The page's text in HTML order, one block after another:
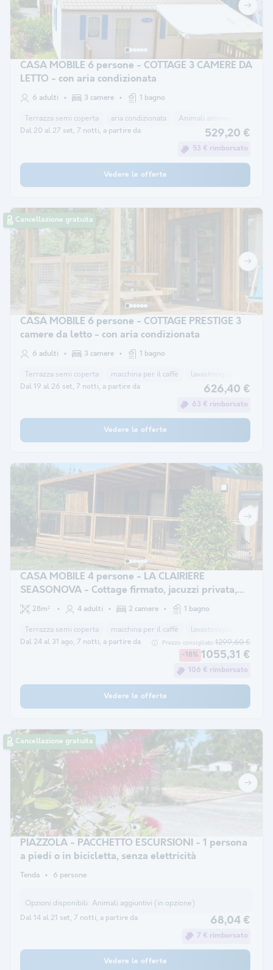
CASA MOBILE 6 persone - COTTAGE 3 CAMERE DA
LETTO - con aria condizionata
6 adulti 3 camere 1 bagno
Terrazza semi coperta aria condizionata Animali ammessi *
Dal 20 al 27 set, 7 notti, a partire da 529,20 €
53 € rimborsato
Vedere le offerte
Cancellazione gratuita
CASA MOBILE 6 persone - COTTAGE PRESTIGE 3
camere da letto - con aria condizionata
6 adulti 3 camere 1 bagno
Terrazza semi coperta macchina per il caffè lavastoviglie
Dal 19 al 26 set, 7 notti, a partire da 626,40 €
63 € rimborsato
Vedere le offerte
CASA MOBILE 4 persone - LA CLAIRIERE
SEASONOVA - Cottage firmato, jacuzzi privata,
aria condizionata
28m² 4 adulti 2 camere 1 bagno
Terrazza semi coperta macchina per il caffè lavastoviglie
Dal 24 al 31 ago, 7 notti, a partire da Prezzo consigliato:1299,60 €
-18% 1055,31 €
106 € rimborsato
Vedere le offerte
Cancellazione gratuita
PIAZZOLA - PACCHETTO ESCURSIONI - 1 persona
a piedi o in bicicletta, senza elettricità
Tenda 6 persone
Opzioni disponibili: Animali aggiuntivi (in opzione)
Dal 14 al 21 set, 7 notti, a partire da 68,04 €
7 € rimborsato
Vedere le offerte